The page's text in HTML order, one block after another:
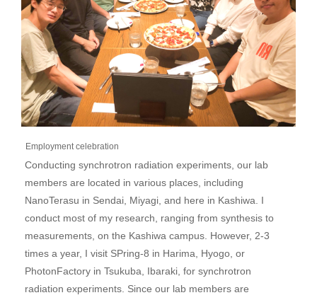
Employment celebration
Conducting synchrotron radiation experiments, our lab
members are located in various places, including
NanoTerasu in Sendai, Miyagi, and here in Kashiwa. I
conduct most of my research, ranging from synthesis to
measurements, on the Kashiwa campus. However, 2-3
times a year, I visit SPring-8 in Harima, Hyogo, or
PhotonFactory in Tsukuba, Ibaraki, for synchrotron
radiation experiments. Since our lab members are